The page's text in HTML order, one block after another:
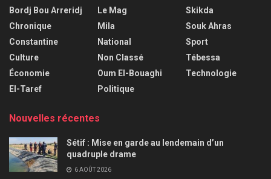
Bordj Bou Arreridj
Chronique
Constantine
Culture
Économie
El-Taref
Le Mag
Mila
National
Non Classé
Oum El-Bouaghi
Politique
Skikda
Souk Ahras
Sport
Tébessa
Technologie
Nouvelles récentes
Sétif : Mise en garde au lendemain d’un
quadruple drame
6 AOÛT 2026